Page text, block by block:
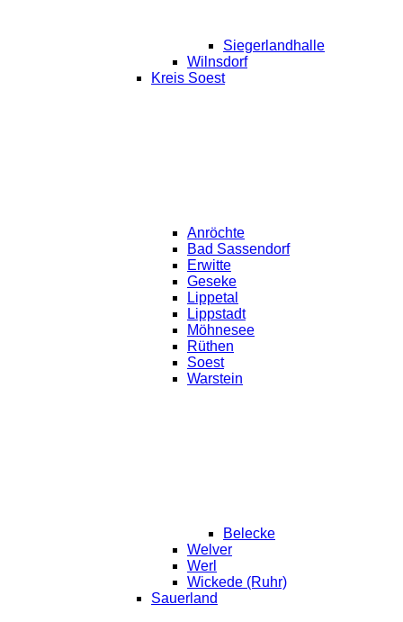
Siegerlandhalle
Wilnsdorf
Kreis Soest
Anröchte
Bad Sassendorf
Erwitte
Geseke
Lippetal
Lippstadt
Möhnesee
Rüthen
Soest
Warstein
Belecke
Welver
Werl
Wickede (Ruhr)
Sauerland